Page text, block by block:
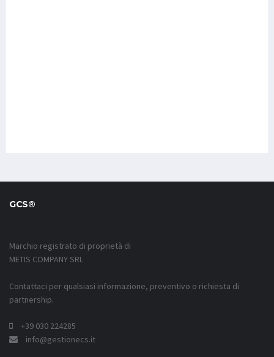
GCS®
Marchio registrato di proprietà di
METIS COMPANY SRL
Contattaci per qualsiasi informazione, preventivo o richiesta di
partnership.
+39 030 224285
info@gestionecs.it